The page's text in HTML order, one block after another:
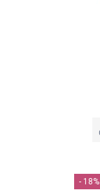
- 18%